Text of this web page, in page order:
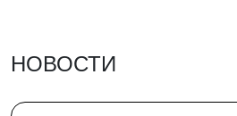
НОВОСТИ